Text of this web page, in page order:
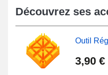
Découvrez ses
Outil
3,90 €